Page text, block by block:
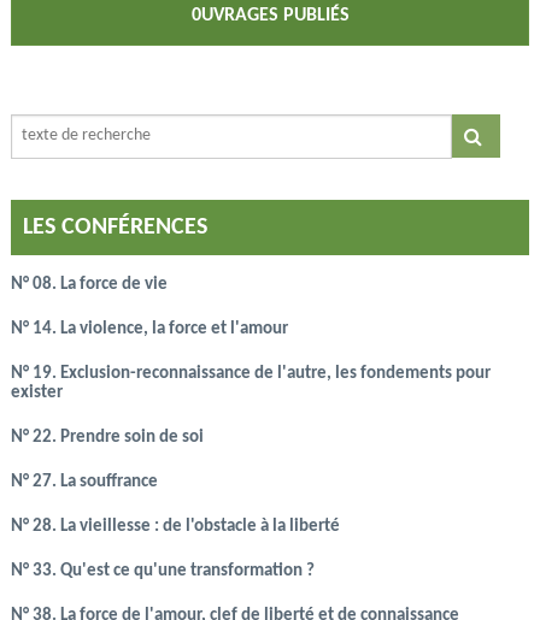
0UVRAGES PUBLIÉS
LES CONFÉRENCES
N° 08. La force de vie
N° 14. La violence, la force et l'amour
N° 19. Exclusion-reconnaissance de l'autre, les fondements pour
exister
N° 22. Prendre soin de soi
N° 27. La souffrance
N° 28. La vieillesse : de l'obstacle à la liberté
N° 33. Qu'est ce qu'une transformation ?
N° 38. La force de l'amour, clef de liberté et de connaissance